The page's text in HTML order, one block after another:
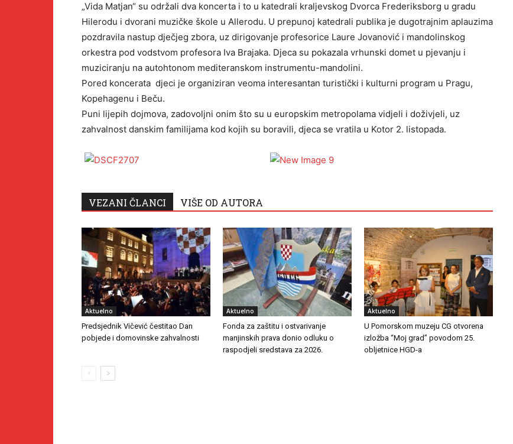
„Vida Matjan“ su održali dva koncerta i to u katedrali kraljevskog Dvorca Frederiksborg u gradu
Hilerodu i dvorani muzičke škole u Allerodu. U prepunoj katedrali publika je dugotrajnim aplauzima
pozdravila nastup dječjeg zbora, uz dirigovanje profesorice Laure Jovanović i mandolinskog
orkestra pod vodstvom profesora Iva Brajaka. Djeca su pokazala vrhunski domet u pjevanju i
muziciranju na autohtonom mediteranskom instrumentu-mandolini.
Pored koncerata djeci je organiziran veoma interesantan turistički i kulturni program u Pragu,
Kopehagenu i Beču.
Puni lijepih dojmova, zadovoljni onim što su u europskim metropolama vidjeli i doživjeli, uz
zahvalnost danskim familijama kod kojih su boravili, djeca se vratila u Kotor 2. listopada.
VEZANI ČLANCI VIŠE OD AUTORA
Aktuelno
Predsjednik Vičević čestitao Dan
pobjede i domovinske zahvalnosti
Aktuelno
Fonda za zaštitu i ostvarivanje
manjinskih prava donio odluku o
raspodjeli sredstava za 2026.
Aktuelno
U Pomorskom muzeju CG otvorena
izložba “Moj grad” povodom 25.
obljetnice HGD-a